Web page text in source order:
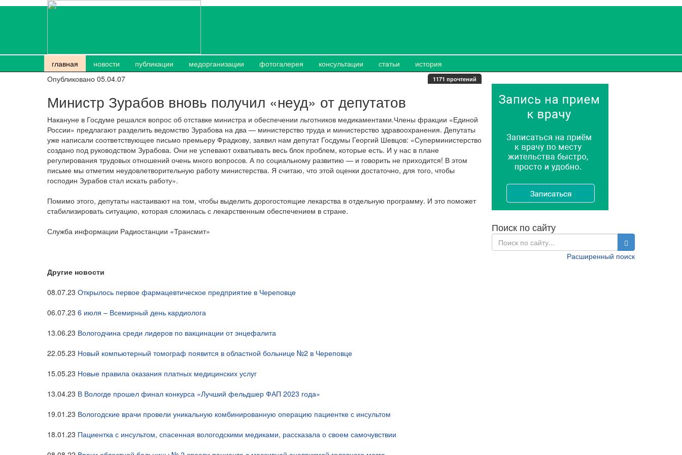
главная новости публикации медорганизации фотогалерея консультации статьи
история
Опубликовано 05.04.07
1171 прочтений
Министр Зурабов вновь получил «неуд» от депутатов
Накануне в Госдуме решался вопрос об отставке министра и обеспечении льготников медикаментами.Члены фракции «Единой
России» предлагают разделить ведомство Зурабова на два — министерство труда и министерство здравоохранения. Депутаты
уже написали соответствующее письмо премьеру Фрадкову, заявил нам депутат Госдумы Георгий Шевцов: «Суперминистерство
создано под руководством Зурабова. Они не успевают охватывать весь блок проблем, которые есть. И у нас в плане
регулирования трудовых отношений очень много вопросов. А по социальному развитию — и говорить не приходится! В этом
письме мы отметим неудовлетворительную работу министерства. Я считаю, что этой оценки достаточно, для того, чтобы
господин Зурабов стал искать работу».
Помимо этого, депутаты настаивают на том, чтобы выделить дорогостоящие лекарства в отдельную программу. И это поможет
стабилизировать ситуацию, которая сложилась с лекарственным обеспечением в стране.
Служба информации Радиостанции «Трансмит»
Другие новости
08.07.23 Открылось первое фармацевтическое предприятие в Череповце
06.07.23 6 июля – Всемирный день кардиолога
13.06.23 Вологодчина среди лидеров по вакцинации от энцефалита
22.05.23 Новый компьютерный томограф появится в областной больнице №2 в Череповце
15.05.23 Новые правила оказания платных медицинских услуг
13.04.23 В Вологде прошел финал конкурса «Лучший фельдшер ФАП 2023 года»
19.01.23 Вологодские врачи провели уникальную комбинированную операцию пациентке с инсультом
18.01.23 Пациентка с инсультом, спасенная вологодскими медиками, рассказала о своем самочувствии
Поиск по сайту
Расширенный поиск